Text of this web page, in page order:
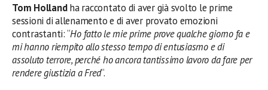
Tom Hollandha raccontato di aver già svolto le prime
sessioni di allenamento e di aver provato emozioni
contrastanti: “Ho fatto le mie prime prove qualche giorno fa e
mi hanno riempito allo stesso tempo di entusiasmo e di
assoluto terrore, perché ho ancora tantissimo lavoro da fare per
rendere giustizia a Fred“.